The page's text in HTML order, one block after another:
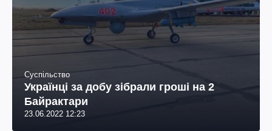
Суспільство
Українці за добу зібрали гроші на 2
Байрактари
23.06.2022 12:23